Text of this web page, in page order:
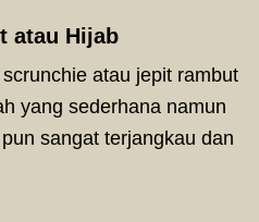
atau Hijab
atau jepit rambut
yang sederhana namun
sangat terjangkau dan